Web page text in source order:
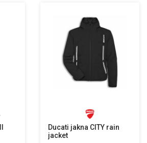
Ducati jakna CITY rain
jacket